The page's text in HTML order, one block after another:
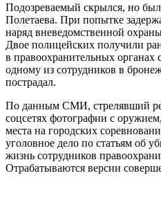
Подозреваемый скрылся, но
Полетаева. При попытке
наряд вневедомственной
Двое полицейских получили
в правоохранительных органах
одному из сотрудников в
пострадал.
По данным СМИ, стрелявший
соцсетях фотографии с
места на городских
уголовное дело по статьям об
жизнь сотрудников
Отрабатываются версии